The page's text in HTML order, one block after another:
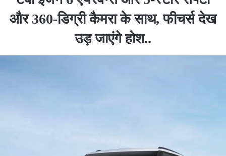
और 360-डिग्री कैमरा के साथ, फीचर्स देख
उड़ जाएंगे होश..